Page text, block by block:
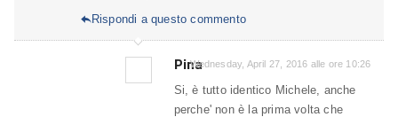
Rispondi a questo commento
PinaWednesday, April 27, 2016 alle ore 10:26
Si, è tutto identico Michele, anche
perche' non è la prima volta che